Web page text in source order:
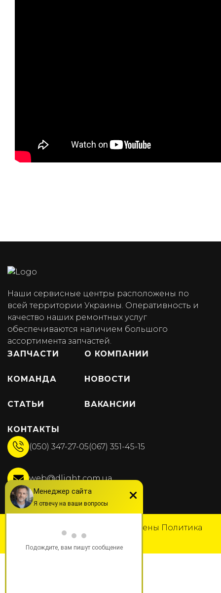
Наши сервисные центры расположены по
всей территории Украины. Оперативность и
качество наших ремонтных услуг
обеспечиваются наличием большого
ассортимента запчастей.
ЗАПЧАСТИ
О КОМПАНИИ
КОМАНДА НОВОСТИ
СТАТЬИ ВАКАНСИИ
КОНТАКТЫ
(050) 347-27-05(067) 351-45-15
web@dlight.com.ua
Все права защищены Политика
конфиденциальности